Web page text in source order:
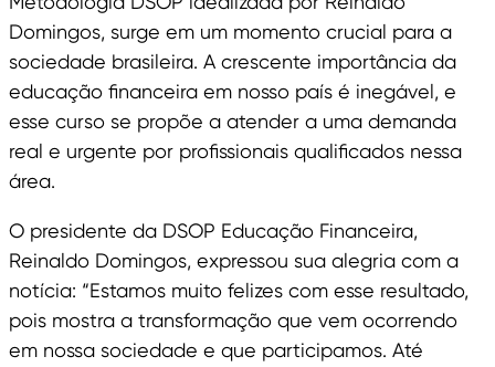
Domingos, surge em um momento crucial para a
sociedade brasileira. A crescente importância da
educação financeira em nosso país é inegável, e
esse curso se propõe a atender a uma demanda
real e urgente por profissionais qualificados nessa
área.
O presidente da DSOP Educação Financeira,
Reinaldo Domingos, expressou sua alegria com a
notícia: “Estamos muito felizes com esse resultado,
pois mostra a transformação que vem ocorrendo
em nossa sociedade e que participamos. Até